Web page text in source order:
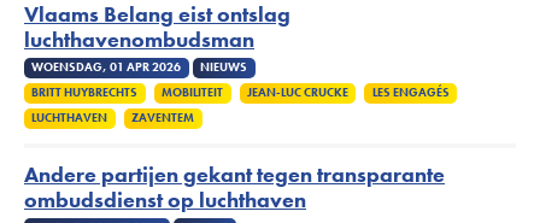
Vlaams Belang eist ontslag
luchthavenombudsman
WOENSDAG, 01 APR 2026
NIEUWS
BRITT HUYBRECHTS
MOBILITEIT JEAN-LUC CRUCKE
LES ENGAGÉS
LUCHTHAVEN
ZAVENTEM
Andere partijen gekant tegen transparante
ombudsdienst op luchthaven